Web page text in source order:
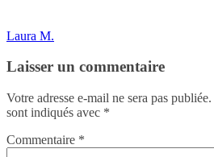
Laura M.
Laisser un commentaire
Votre adresse e-mail ne sera pas publiée.
sont indiqués avec *
Commentaire *